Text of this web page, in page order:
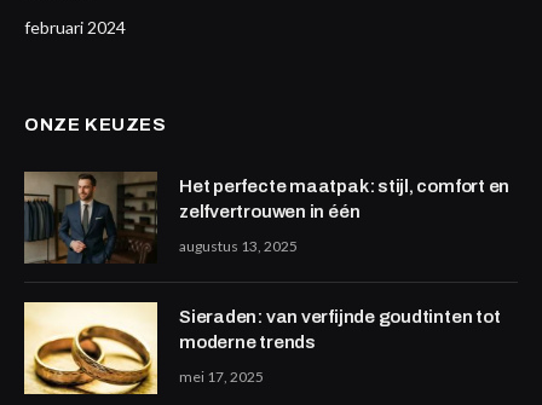
februari 2024
ONZE KEUZES
Het perfecte maatpak: stijl, comfort en
zelfvertrouwen in één
augustus 13, 2025
Sieraden: van verfijnde goudtinten tot
moderne trends
mei 17, 2025